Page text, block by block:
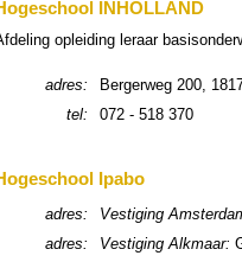
INHOLLAND
oplei­ding leraar
adres:
Bergerweg 200,
tel:
072 - 518 370
Ipabo
adres: Vesti­ging
adres:
Vesti­ging Alkmaar: